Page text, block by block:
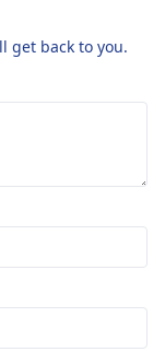
get back to you.